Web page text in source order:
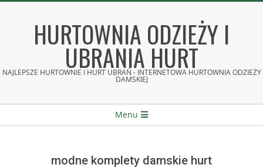
HURTOWNIA ODZIEŻY I
UBRANIA HURT
NAJLEPSZE HURTOWNIE I HURT UBRAŃ - INTERNETOWA HURTOWNIA ODZIEŻY
DAMSKIEJ
Menu
modne komplety damskie hurt